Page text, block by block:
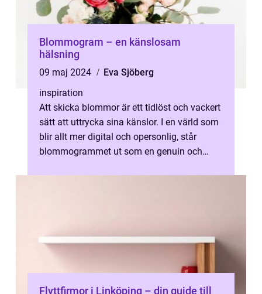
Blommogram – en känslosam
hälsning
09 maj 2024
Eva Sjöberg
inspiration
Att skicka blommor är ett tidlöst och vackert
sätt att uttrycka sina känslor. I en värld som
blir allt mer digital och opersonlig, står
blommogrammet ut som en genuin och
Flyttfirmor i Linköping – din guide till